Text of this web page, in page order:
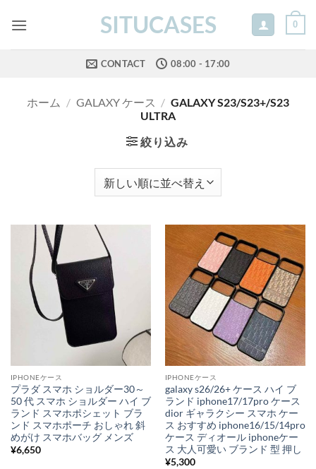
SITUCASES 0
CONTACT 08:00 - 17:00
ホーム / GALAXY ケース / GALAXY S23/S23+/S23
ULTRA
絞り込み
IPHONEケース
プラダ スマホ ショルダー30～
50 代 スマホ ショルダー ハイ ブ
ランド スマホポシェット ブラ
ンド スマホポーチ おしゃれ 斜
めがけ スマホバッグ メンズ
¥6,650
IPHONEケース
galaxy s26/26+ ケース ハイ ブ
ランド iphone17/17pro ケース
dior ギャラクシー スマホ ケー
ス おすすめ iphone16/15/14pro
ケース ディオール iphoneケー
ス 大人可愛い ブランド 型 押し
¥5,300